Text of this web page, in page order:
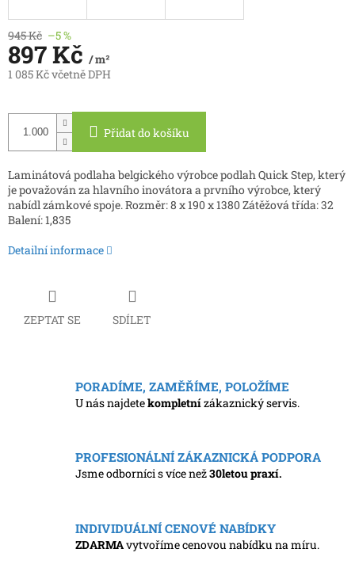
945 Kč –5 %
897 Kč / m²
1 085 Kč včetně DPH
cena:
Přidat do košíku
Laminátová podlaha belgického výrobce podlah Quick Step, který
je považován za hlavního inovátora a prvního výrobce, který
nabídl zámkové spoje. Rozměr: 8 x 190 x 1380 Zátěžová třída: 32
Balení: 1,835
Detailní informace
ZEPTAT SE SDÍLET
PORADÍME, ZAMĚŘÍME, POLOŽÍME
U nás najdetekompletnízákaznický servis.
PROFESIONÁLNÍ ZÁKAZNICKÁ PODPORA
Jsme odborníci s více než30letou praxí.
INDIVIDUÁLNÍ CENOVÉ NABÍDKY
ZDARMAvytvoříme cenovou nabídku na míru.